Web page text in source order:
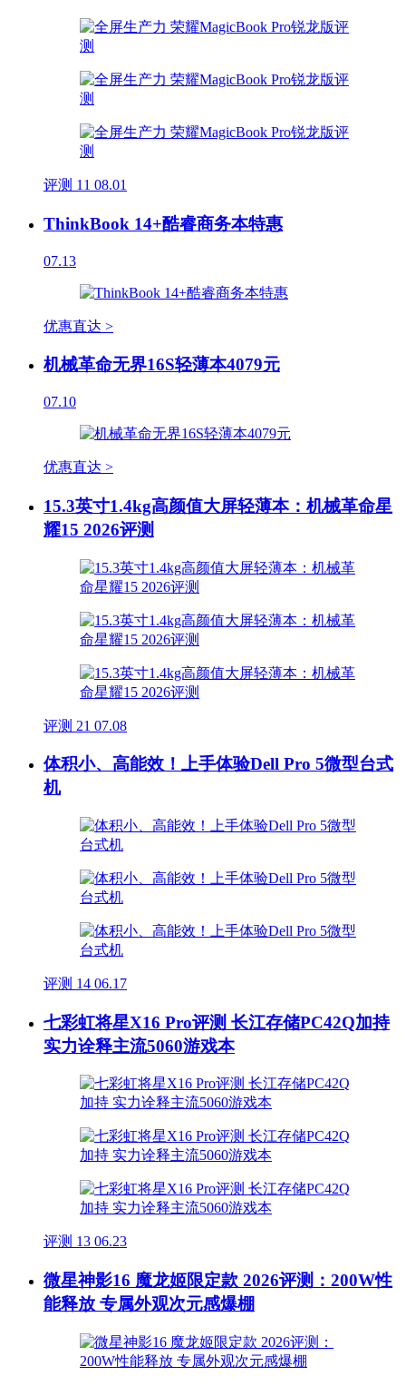
评测 11 08.01
ThinkBook 14+酷睿商务本特惠
07.13
优惠直达 >
机械革命无界16S轻薄本4079元
07.10
优惠直达 >
15.3英寸1.4kg高颜值大屏轻薄本：机械革命星
耀15 2026评测
评测 21 07.08
体积小、高能效！上手体验Dell Pro 5微型台式
机
评测 14 06.17
七彩虹将星X16 Pro评测 长江存储PC42Q加持
实力诠释主流5060游戏本
评测 13 06.23
微星神影16 魔龙姬限定款 2026评测：200W性
能释放 专属外观次元感爆棚